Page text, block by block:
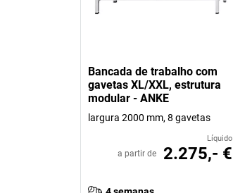
Bancada de trabalho com
gavetas XL/XXL, estrutura
modular - ANKE
largura 2000 mm, 8 gavetas
Líquido
a partir de 2.275,- €